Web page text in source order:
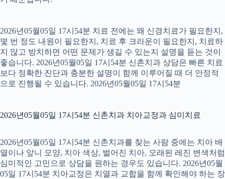
2026년05월05일 17시54분 치료 전에는 왜 신경치료가 필요한지,
몇 번 정도 내원이 필요한지, 치료 후 크라운이 필요한지, 치료하
지 않고 방치하면 어떤 문제가 생길 수 있는지 설명을 듣는 것이
좋습니다. 2026년05월05일 17시54분 신촌치과 상담은 빠른 치료
보다 정확한 진단과 충분한 설명이 함께 이루어질 때 더 안정적
으로 진행될 수 있습니다. 2026년05월05일 17시54분
2026년05월05일 17시54분 신촌치과 치아교정과 심미치료
2026년05월05일 17시54분 신촌치과를 찾는 사람 중에는 치아 배
열이나 앞니 모양, 치아 색상, 벌어진 치아, 오래된 레진 변색처럼
심미적인 고민으로 상담을 원하는 경우도 있습니다. 2026년05월
05일 17시54분 치아교정은 치열과 교합을 함께 확인해야 하는 장